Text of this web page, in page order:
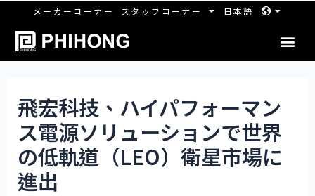
メーカーコーナー スタッフコーナー 日本語
飛宏科技、ハイパフォーマン
ス電源ソリューションで世界
の低軌道（LEO）衛星市場に
進出